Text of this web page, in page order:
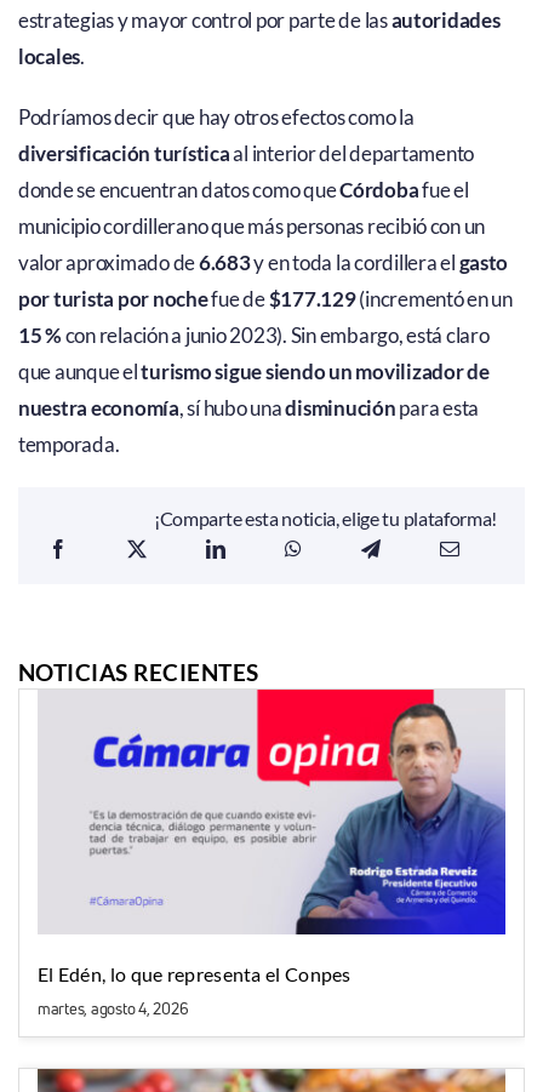
estrategias y mayor control por parte de lasautoridades
locales.
Podríamos decir que hay otros efectos como la
diversificación turísticaal interior del departamento
donde se encuentran datos como queCórdobafue el
municipio cordillerano que más personas recibió con un
valor aproximado de6.683y en toda la cordillera elgasto
por turista por nochefue de$177.129(incrementó en un
15 %con relación a junio 2023). Sin embargo, está claro
que aunque elturismo sigue siendo un movilizador de
nuestra economía, sí hubo unadisminuciónpara esta
temporada.
¡Comparte esta noticia, elige tu plataforma!
NOTICIAS RECIENTES
El Edén, lo que representa el Conpes
martes, agosto 4, 2026